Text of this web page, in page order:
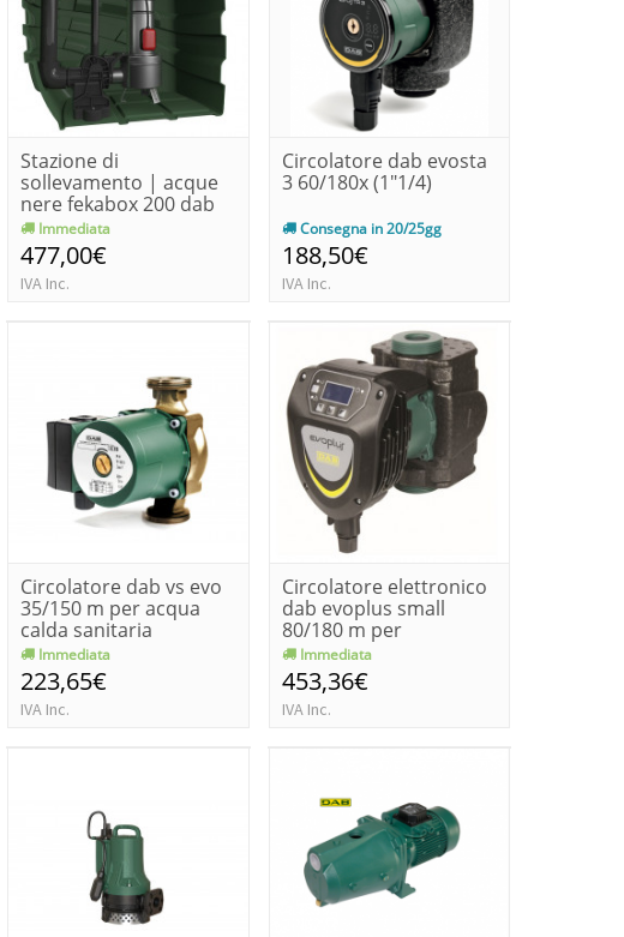
Stazione di
sollevamento | acque
nere fekabox 200 dab
pumps [solo...
Immediata
477,00€
IVA Inc.
Circolatore dab evosta
3 60/180x (1"1/4)
Consegna in 20/25gg
188,50€
IVA Inc.
Circolatore dab vs evo
35/150 m per acqua
calda sanitaria
Immediata
223,65€
IVA Inc.
Circolatore elettronico
dab evoplus small
80/180 m per
riscaldame...
Immediata
453,36€
IVA Inc.